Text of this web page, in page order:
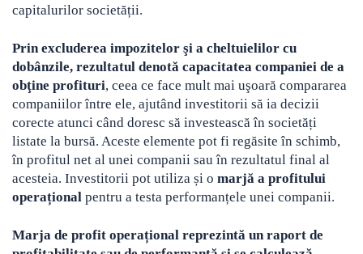
capitalurilor societății.
Prin excluderea impozitelor şi a cheltuielilor cu
dobânzile, rezultatul denotă capacitatea companiei de a
obţine profituri, ceea ce face mult mai uşoară compararea
companiilor între ele, ajutând investitorii să ia decizii
corecte atunci când doresc să investească în societăți
listate la bursă. Aceste elemente pot fi regăsite în schimb,
în profitul net al unei companii sau în rezultatul final al
acesteia. Investitorii pot utiliza și o marjă a profitului
operațional pentru a testa performanțele unei companii.
Marja de profit operațional reprezintă un raport de